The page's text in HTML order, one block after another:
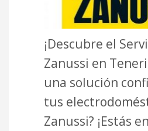
¡Descubre el
Zanussi en
una solución
tus
Zanussi? ¡Estás